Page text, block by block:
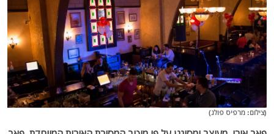
(צילום: מרפיס פולג)